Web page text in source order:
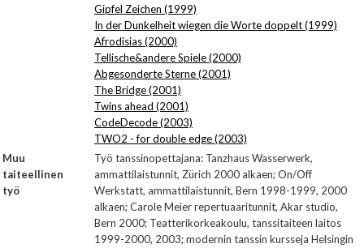
Gipfel Zeichen (1999)
In der Dunkelheit wiegen die Worte doppelt (1999)
Afrodisias (2000)
Tellische&andere Spiele (2000)
Abgesonderte Sterne (2001)
The Bridge (2001)
Twins ahead (2001)
CodeDecode (2003)
TWO2 - for double edge (2003)
Muu
taiteellinen
työ
Työ tanssinopettajana: Tanzhaus Wasserwerk,
ammattilaistunnit, Zürich 2000 alkaen; On/Off
Werkstatt, ammattilaistunnit, Bern 1998-1999, 2000
alkaen; Carole Meier repertuaaritunnit, Akar studio,
Bern 2000; Teatterikorkeakoulu, tanssitaiteen laitos
1999-2000, 2003; modernin tanssin kursseja Helsingin